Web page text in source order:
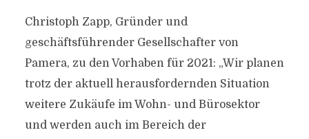
Christoph Zapp, Gründer und
geschäftsführender Gesellschafter von
Pamera, zu den Vorhaben für 2021: „Wir planen
trotz der aktuell herausfordernden Situation
weitere Zukäufe im Wohn- und Bürosektor
und werden auch im Bereich der